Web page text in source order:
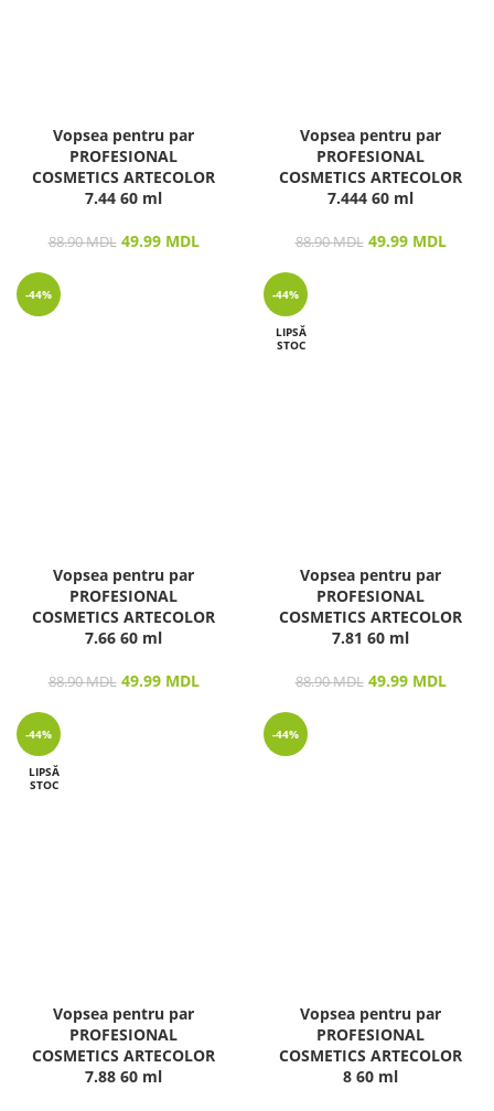
Vopsea pentru par
PROFESIONAL
COSMETICS ARTECOLOR
7.44 60 ml
88.90MDL 49.99 MDL
Vopsea pentru par
PROFESIONAL
COSMETICS ARTECOLOR
7.444 60 ml
88.90MDL 49.99 MDL
-44%
Vopsea pentru par
PROFESIONAL
COSMETICS ARTECOLOR
7.66 60 ml
88.90MDL 49.99 MDL
-44%
LIPSĂ
STOC
Vopsea pentru par
PROFESIONAL
COSMETICS ARTECOLOR
7.81 60 ml
88.90MDL 49.99 MDL
-44%
LIPSĂ
STOC
Vopsea pentru par
PROFESIONAL
COSMETICS ARTECOLOR
7.88 60 ml
-44%
Vopsea pentru par
PROFESIONAL
COSMETICS ARTECOLOR
8 60 ml